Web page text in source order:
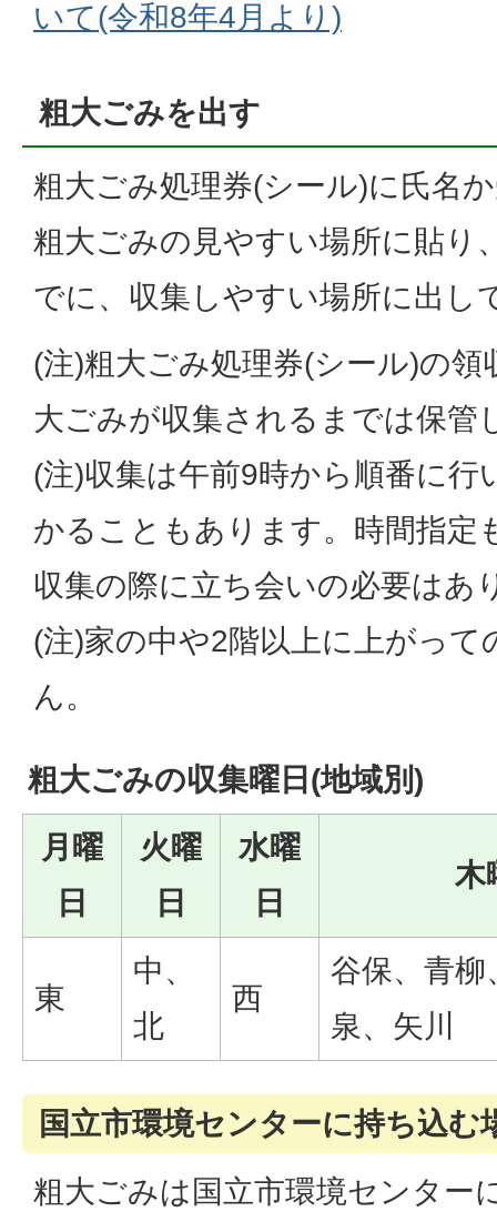
いて(令和8年4月より)
粗大ごみを出す
粗大ごみ処理券(シール)に氏名
粗大ごみの見やすい場所に貼り
でに、収集しやすい場所に出し
(注)粗大ごみ処理券(シール)の
大ごみが収集されるまでは保管
(注)収集は午前9時から順番に行
かることもあります。時間指定
収集の際に立ち会いの必要はあ
(注)家の中や2階以上に上がって
ん。
粗大ごみの収集曜日(地域別)
月曜
日
火曜
日
水曜
日
木
東
中、
北
西
谷保、青柳
泉、矢川
国立市環境センターに持ち込む
粗大ごみは国立市環境センター